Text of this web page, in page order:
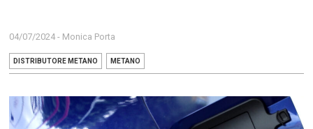
04/07/2024 - Monica Porta
DISTRIBUTORE METANO METANO